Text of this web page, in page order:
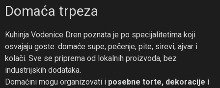
Domaća trpeza
Kuhinja Vodenice Dren poznata je po specijalitetima koji
osvajaju goste: domaće supe, pečenje, pite, sirevi, ajvar i
kolači. Sve se priprema od lokalnih proizvoda, bez
industrijskih dodataka.
Domaćini mogu organizovati i posebne torte, dekoracije i